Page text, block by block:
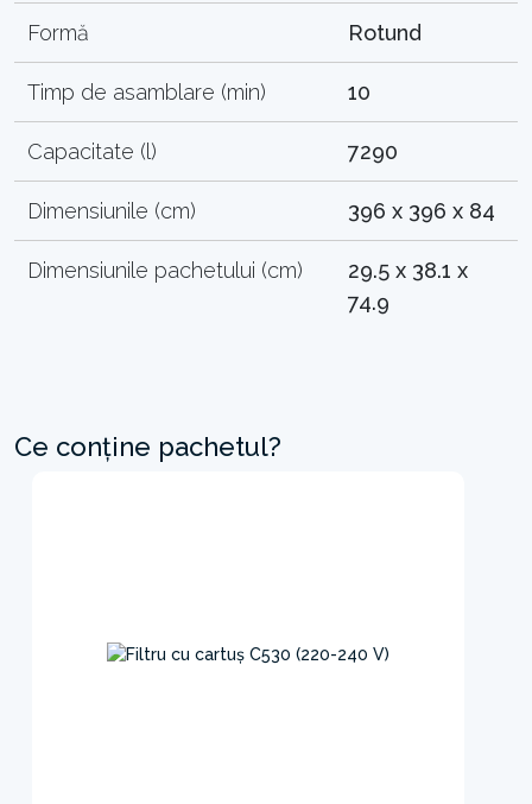
Formă Rotund
Timp de asamblare (min) 10
Capacitate (l) 7290
Dimensiunile (cm) 396 x 396 x 84
Dimensiunile pachetului (cm)
29.5 x 38.1 x
74.9
Ce conține pachetul?